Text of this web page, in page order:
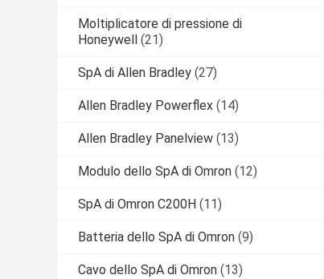
Moltiplicatore di pressione di
Honeywell
(21)
SpA di Allen Bradley (27)
Allen Bradley Powerflex (14)
Allen Bradley Panelview (13)
Modulo dello SpA di Omron (12)
SpA di Omron C200H (11)
Batteria dello SpA di Omron (9)
Cavo dello SpA di Omron (13)